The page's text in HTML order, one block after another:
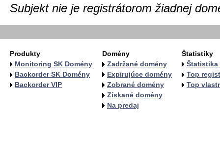
Subjekt nie je registrátorom žiadnej
Produkty
Monitoring SK Domény
Backorder SK Domény
Backorder VIP
Domény
Zadržané domény
Expirujúce domény
Zobrané domény
Získané domény
Na predaj
Štatistiky
Štatistika
Top
Top